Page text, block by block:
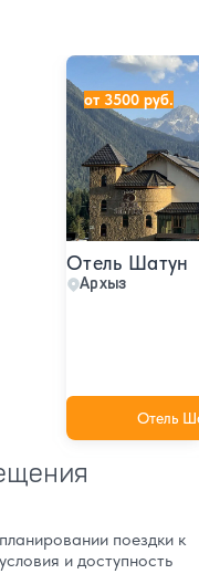
Sophia)
Отель Шатун
Архыз
Отель
Отель Шатун
от 3500 руб.
поездки к
и доступность